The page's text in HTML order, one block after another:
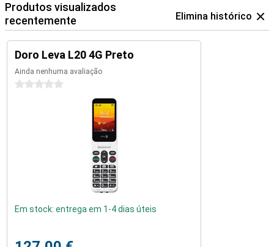
Produtos visualizados
recentemente
Elimina histórico
Doro Leva L20 4G Preto
Ainda nenhuma avaliação
0 estrelas
Em stock: entrega em 1-4 dias úteis